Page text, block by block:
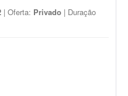
| Oferta: Privado | Duração